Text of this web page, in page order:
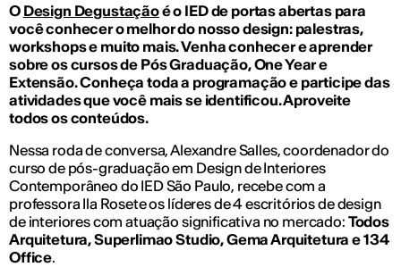
O Design Degustaçãoé o IED de portas abertas para
você conhecer o melhor do nosso design: palestras,
workshops e muito mais. Venha conhecer e aprender
sobre os cursos de Pós Graduação, One Year e
Extensão. Conheça toda a programação e participe das
atividades que você mais se identificou. Aproveite
todos os conteúdos.
Nessa roda de conversa, Alexandre Salles, coordenador do
curso de pós-graduação em Design de Interiores
Contemporâneo do IED São Paulo, recebe com a
professora Ila Rosete os líderes de 4 escritórios de design
de interiores com atuação significativa no mercado: Todos
Arquitetura, Superlimao Studio, Gema Arquitetura e 134
Office.